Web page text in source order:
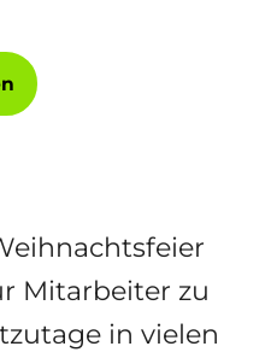
Mitarbeiter zu
in vielen